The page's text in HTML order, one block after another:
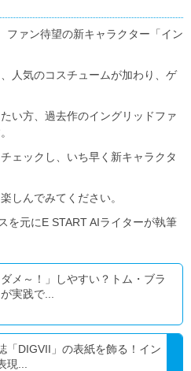
ファン待望の新キャラクター「イン
人気のコスチュームが加わり、ゲ
い方、過去作のイングリッドファ
ェックし、いち早く新キャラクタ
しんでみてください。
を元にE START AIライターが執筆
メ～！」しやすい？トム・ブラ
実践で...
「DIGVII」の表紙を飾る！イン
現...